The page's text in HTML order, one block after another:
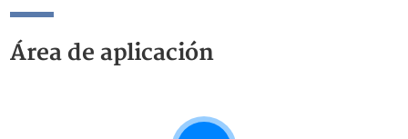
Área de aplicación